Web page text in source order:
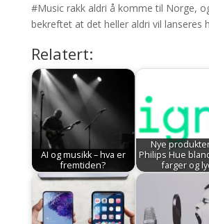
#Music rakk aldri å komme til Norge,
bekreftet at det heller aldri vil lanseres
Relatert:
AI og musikk – hva er
fremtiden?
Nye
Philips Hue
farger og